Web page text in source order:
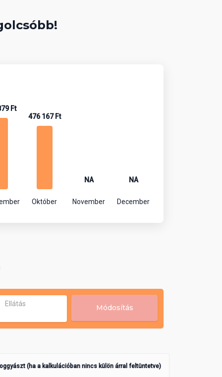
Ft
476 167 Ft
Október
NA
November
NA
December
Ellátás Módosítás
(ha a kalkulációban nincs külön árral feltüntetve)